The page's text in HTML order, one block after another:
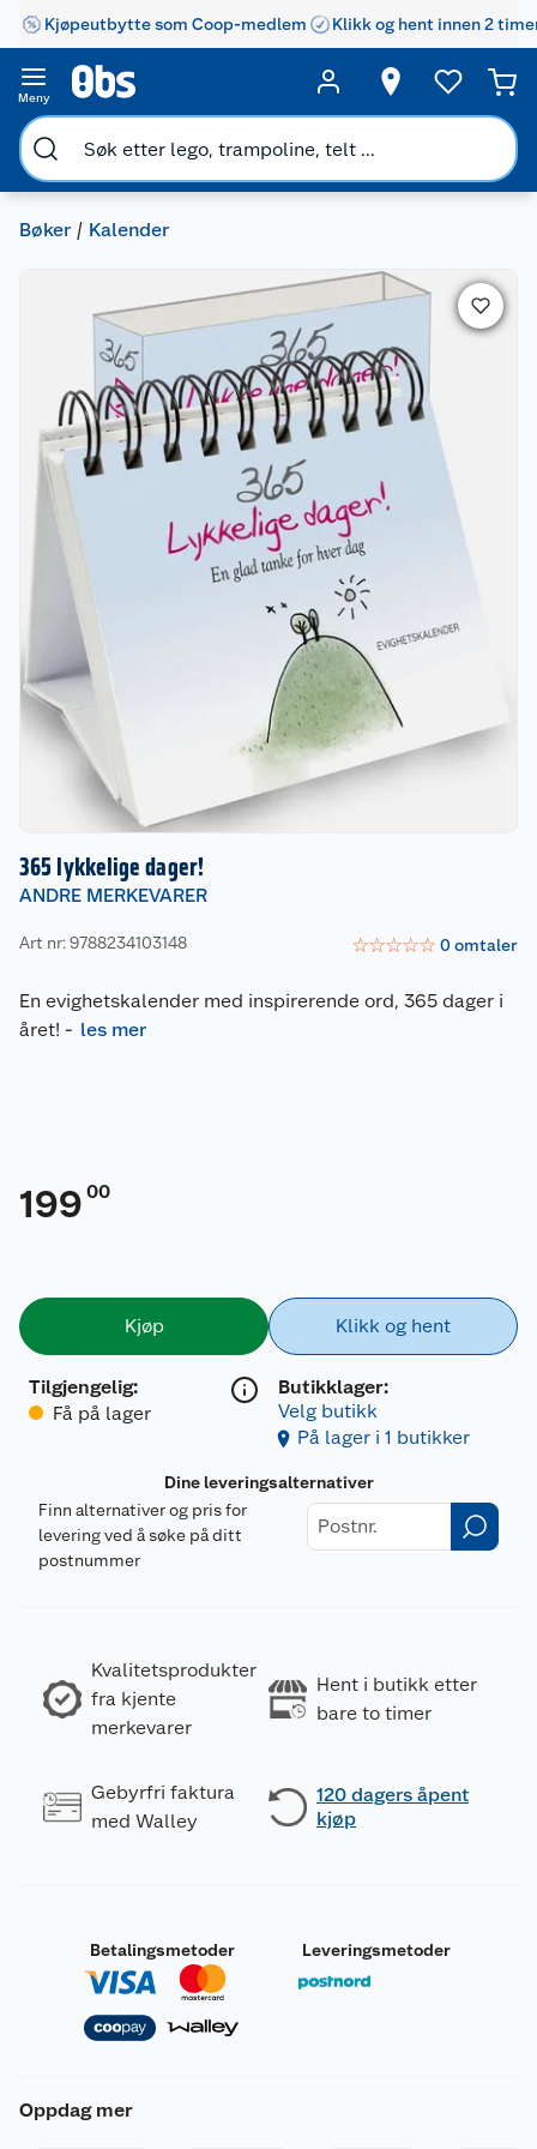
Kjøpeutbytte som Coop-medlem Klikk og hent innen 2
Meny
Bøker Kalender
365 lykkelige dager!
ANDRE MERKEVARER
Art nr: 9788234103148 ☆☆☆☆☆ 0omtaler
En evighetskalender med inspirerende ord, 365 dager i
året! - les mer
199 00
Kjøp
Tilgjengelig:
Få på lager
Klikk og hent
Butikklager:
Velg butikk
På lager i 1 butikker
Dine leveringsalternativer
Finn alternativer og pris for
levering ved å søke på ditt
postnummer
Kvalitetsprodukter
fra kjente
merkevarer
Hent i butikk etter
bare to timer
Gebyrfri faktura
med Walley
120 dagers åpent
kjøp
Betalingsmetoder Leveringsmetoder
Oppdag mer